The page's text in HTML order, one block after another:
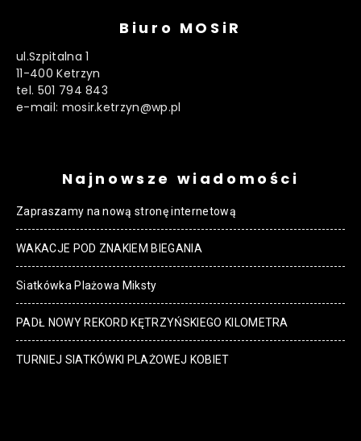
Biuro MOSiR
ul.Szpitalna 1
11-400 Ketrzyn
tel. 501 794 843
e-mail: mosir.ketrzyn@wp.pl
Najnowsze wiadomości
Zapraszamy na nową stronę internetową
WAKACJE POD ZNAKIEM BIEGANIA
Siatkówka Plażowa Miksty
PADŁ NOWY REKORD KĘTRZYŃSKIEGO KILOMETRA
TURNIEJ SIATKÓWKI PLAŻOWEJ KOBIET